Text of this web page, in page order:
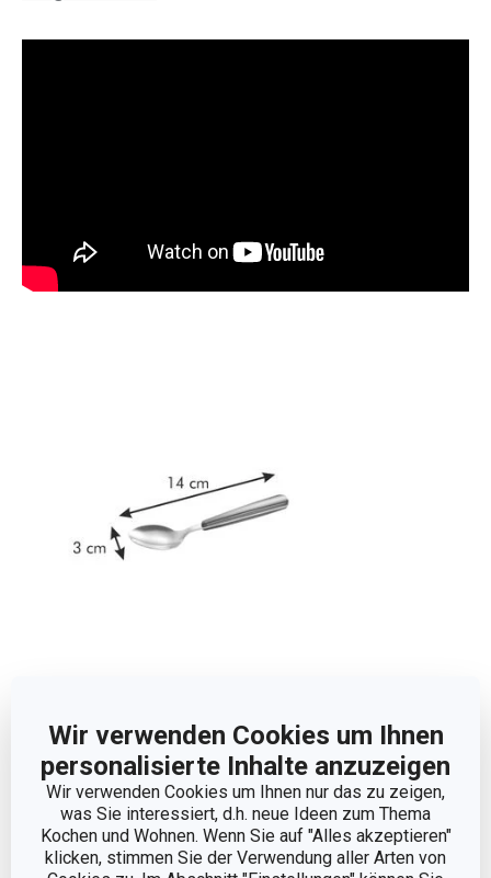
Wir verwenden Cookies um Ihnen
personalisierte Inhalte anzuzeigen
Wir verwenden Cookies um Ihnen nur das zu zeigen,
was Sie interessiert, d.h. neue Ideen zum Thema
Kochen und Wohnen. Wenn Sie auf "Alles akzeptieren"
klicken, stimmen Sie der Verwendung aller Arten von
Abmessungen
PRODUKTBREITE (CM) 3
PRODUKTHÖHE (CM) 1.5